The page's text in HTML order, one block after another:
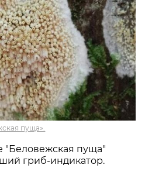
пуща».
"Беловежская пуща"
гриб-индикатор.